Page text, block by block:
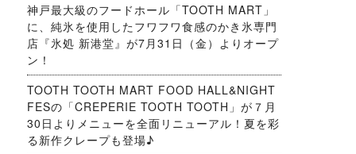
神戸最大級のフードホール「TOOTH MART」
に、純氷を使用したフワフワ食感のかき氷専門
店『氷処 新港堂』が7月31日（金）よりオープ
ン！
TOOTH TOOTH MART FOOD HALL&NIGHT
FESの「CREPERIE TOOTH TOOTH」が７月
30日よりメニューを全面リニューアル！夏を彩
る新作クレープも登場♪